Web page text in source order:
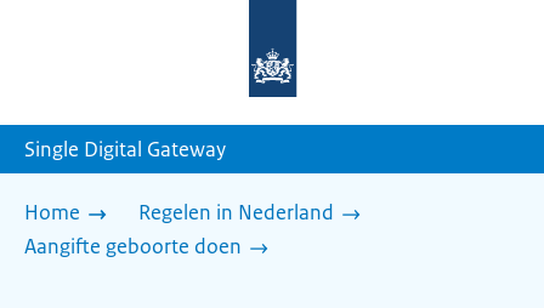
homepage
Single Digital Gateway
Home
Regelen in Nederland
Aangifte geboorte doen